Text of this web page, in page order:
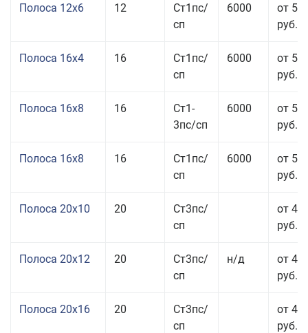
Полоса 12x6 12
Ст1пс/
сп
6000
от 53
руб.
Полоса 16x4 16
Ст1пс/
сп
6000
от 53
руб.
Полоса 16x8 16
Ст1-
3пс/сп
6000
от 55
руб.
Полоса 16x8 16
Ст1пс/
сп
6000
от 55
руб.
Полоса 20x10 20
Ст3пс/
сп
от 44
руб.
Полоса 20x12 20
Ст3пс/
сп
н/д
от 44
руб.
Полоса 20x16 20
Ст3пс/
сп
от 45
руб.